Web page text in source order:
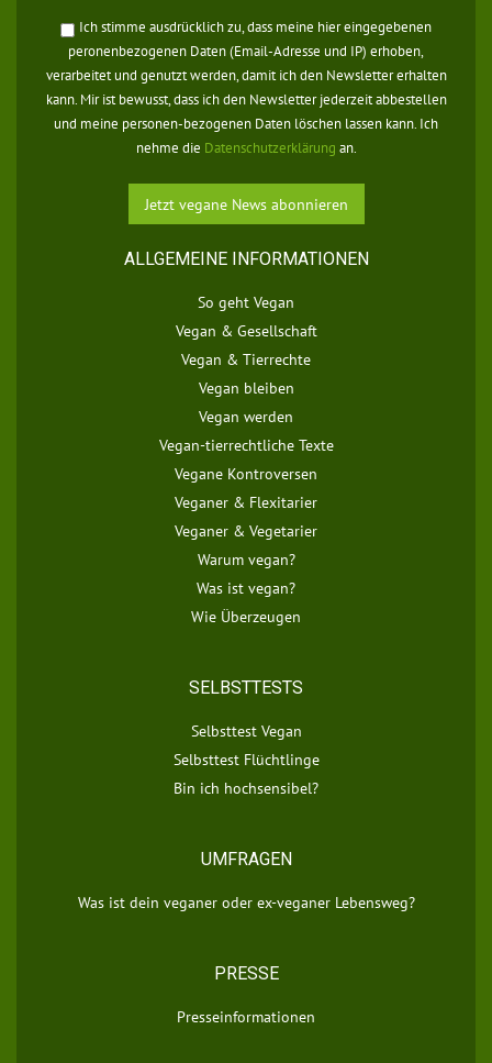
Ich stimme ausdrücklich zu, dass meine hier eingegebenen
peronenbezogenen Daten (Email-Adresse und IP) erhoben,
verarbeitet und genutzt werden, damit ich den Newsletter erhalten
kann. Mir ist bewusst, dass ich den Newsletter jederzeit abbestellen
und meine personen-bezogenen Daten löschen lassen kann. Ich
nehme die Datenschutzerklärung an.
ALLGEMEINE INFORMATIONEN
So geht Vegan
Vegan & Gesellschaft
Vegan & Tierrechte
Vegan bleiben
Vegan werden
Vegan-tierrechtliche Texte
Vegane Kontroversen
Veganer & Flexitarier
Veganer & Vegetarier
Warum vegan?
Was ist vegan?
Wie Überzeugen
SELBSTTESTS
Selbsttest Vegan
Selbsttest Flüchtlinge
Bin ich hochsensibel?
UMFRAGEN
Was ist dein veganer oder ex-veganer Lebensweg?
PRESSE
Presseinformationen